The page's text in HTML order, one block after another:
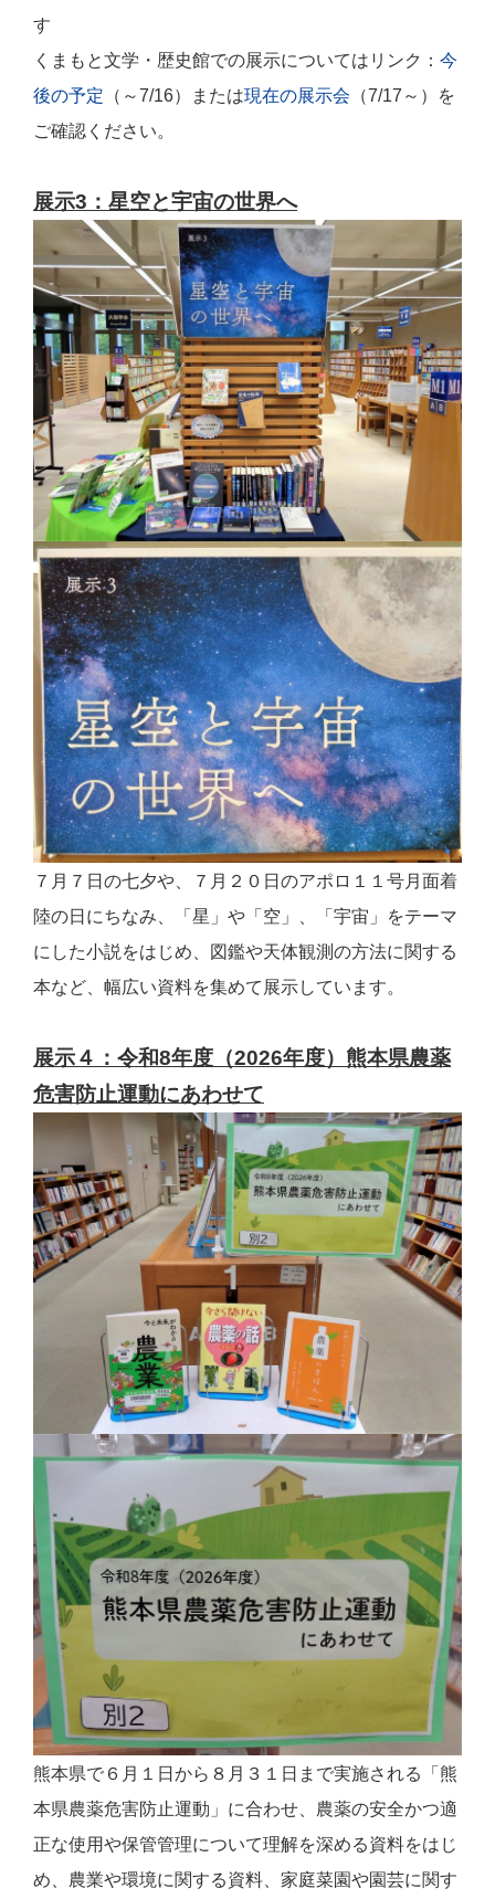
す
くまもと文学・歴史館での展示についてはリンク： 今
後の予定 （～7/16）または現在の展示会 （7/17～ ）を
ご確認ください。
展示3：星空と宇宙の世界へ
７月７日の七夕や、７月２０日のアポロ１１号月面着
陸の日にちなみ、「星」や「空」、「宇宙」をテーマ
にした小説をはじめ、図鑑や天体観測の方法に関する
本など、幅広い資料を集めて展示しています。
展示４：令和8年度（2026年度）熊本県農薬
危害防止運動にあわせて
熊本県で６月１日から８月３１日まで実施される「熊
本県農薬危害防止運動」に合わせ、農薬の安全かつ適
正な使用や保管管理について理解を深める資料をはじ
め、農業や環境に関する資料、家庭菜園や園芸に関す